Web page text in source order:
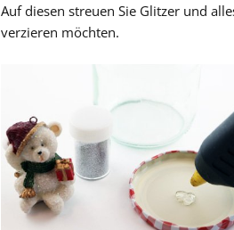
Auf diesen streuen Sie Glitzer und
verzieren möchten.